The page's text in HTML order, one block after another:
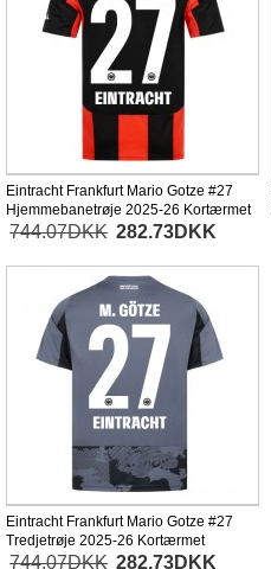
Eintracht Frankfurt Mario Gotze #27
Hjemmebanetrøje 2025-26 Kortærmet
744.07DKK 282.73DKK
Eintracht Frankfurt Mario Gotze #27
Tredjetrøje 2025-26 Kortærmet
744.07DKK 282.73DKK